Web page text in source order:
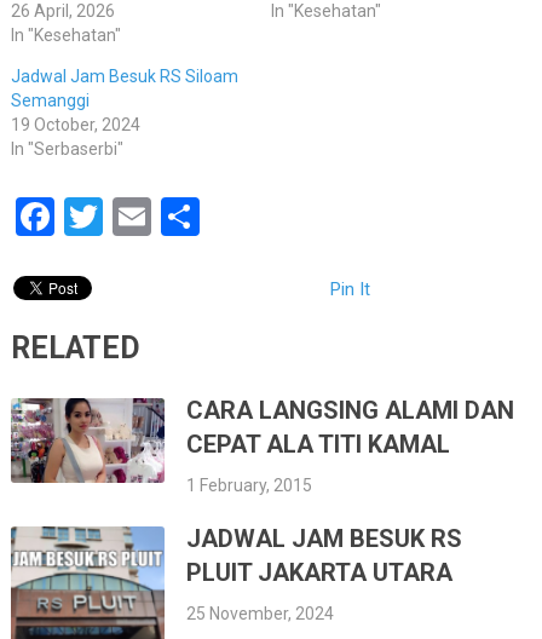
26 April, 2026
In "Kesehatan"
In "Kesehatan"
Jadwal Jam Besuk RS Siloam
Semanggi
19 October, 2024
In "Serbaserbi"
Facebook
Twitter
EmailShare
Pin It
RELATED
CARA LANGSING ALAMI DAN
CEPAT ALA TITI KAMAL
1 February, 2015
JADWAL JAM BESUK RS
PLUIT JAKARTA UTARA
25 November, 2024